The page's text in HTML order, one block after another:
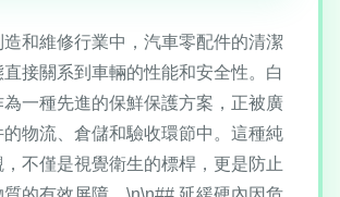
和維修行業中，汽車零配件的清潔
直接關系到車輛的性能和安全性。白
一種先進的保鮮保護方案，正被廣
物流、倉儲和驗收環節中。這種純
不僅是視覺衛生的標桿，更是防止